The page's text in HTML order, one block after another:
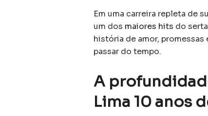
Em uma carreira repleta de
um dos maiores hits do
história de amor,
passar do tempo.
A
Lima 10 anos